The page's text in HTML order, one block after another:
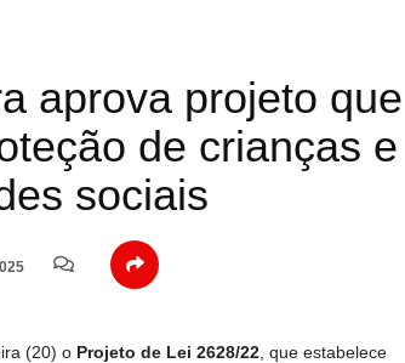
aprova projeto que
de crianças e
sociais
(20) o Projeto de Lei 2628/22 , que estabelece